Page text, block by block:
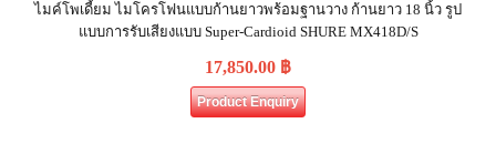
ไมค์โพเดี้ยม ไมโครโฟนแบบก้านยาวพร้อมฐานวาง ก้านยาว 18 นิ้ว รูป
แบบการรับเสียงแบบ Super-Cardioid SHURE MX418D/S
17,850.00 ฿
Product Enquiry